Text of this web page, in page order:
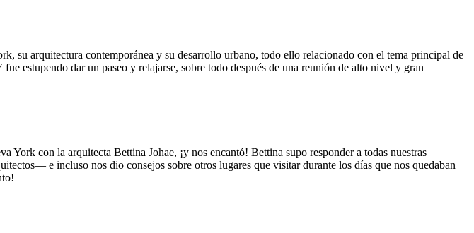
su arquitectura contemporánea y su desarrollo urbano, todo ello relacionado con el tema principal de
estupendo dar un paseo y relajarse, sobre todo después de una reunión de alto nivel y gran
con la arquitecta Bettina Johae, ¡y nos encantó! Bettina supo responder a todas nuestras
e incluso nos dio consejos sobre otros lugares que visitar durante los días que nos quedaban